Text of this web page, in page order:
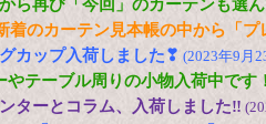
から再び「今回」のカーテンも選
着のカーテン見本帳の中から「
カップ入荷しました❣ (2023年9月
やテーブル周りの小物入荷中です
ターとコラム、入荷しました‼